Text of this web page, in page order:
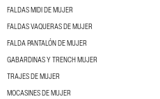
FALDAS MIDI DE MUJER
FALDAS VAQUERAS DE MUJER
FALDA PANTALÓN DE MUJER
GABARDINAS Y TRENCH MUJER
TRAJES DE MUJER
MOCASINES DE MUJER